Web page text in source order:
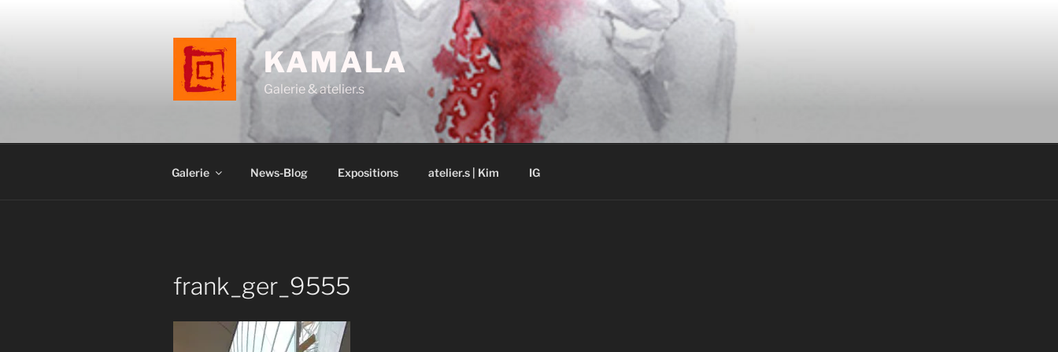
KAMALA
Galerie & atelier.s
Galerie News-Blog Expositions atelier.s | Kim IG
frank_ger_9555